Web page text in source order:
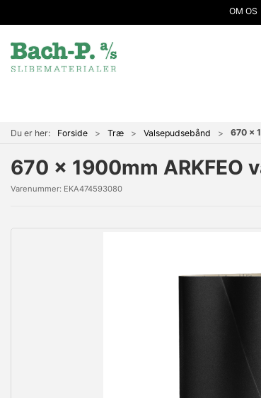
OM OS
Du er her: Forside Træ Valsepudsebånd 670 x
670 x 1900mm ARKFEO
Varenummer: EKA474593080